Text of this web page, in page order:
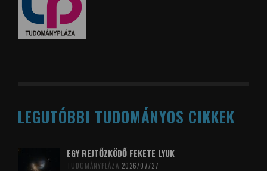
LEGUTÓBBI TUDOMÁNYOS CIKKEK
EGY REJTŐZKÖDŐ FEKETE LYUK
TUDOMÁNYPLÁZA 2026/07/27